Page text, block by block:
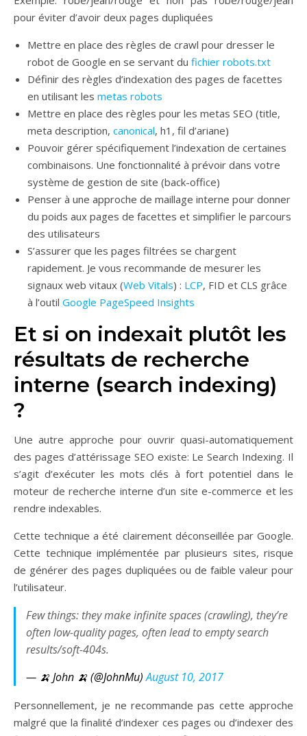
pour éviter d’avoir deux pages dupliquées
Mettre en place des règles de crawl pour dresser le
robot de Google en se servant du fichier robots.txt
Définir des règles d’indexation des pages de facettes
en utilisant les metas robots
Mettre en place des règles pour les metas SEO (title,
meta description, canonical, h1, fil d’ariane)
Pouvoir gérer spécifiquement l’indexation de certaines
combinaisons. Une fonctionnalité à prévoir dans votre
système de gestion de site (back-office)
Penser à une approche de maillage interne pour donner
du poids aux pages de facettes et simplifier le parcours
des utilisateurs
S’assurer que les pages filtrées se chargent
rapidement. Je vous recommande de mesurer les
signaux web vitaux (Web Vitals) : LCP, FID et CLS grâce
à l’outil Google PageSpeed Insights
Et si on indexait plutôt les
résultats de recherche
interne (search indexing)
?
Une autre approche pour ouvrir quasi-automatiquement
des pages d’attérissage SEO existe: Le Search Indexing. Il
s’agit d’exécuter les mots clés à fort potentiel dans le
moteur de recherche interne d’un site e-commerce et les
rendre indexables.
Cette technique a été clairement déconseillée par Google.
Cette technique implémentée par plusieurs sites, risque
de générer des pages dupliquées ou de faible valeur pour
l’utilisateur.
Few things: they make infinite spaces (crawling), they’re
often low-quality pages, often lead to empty search
results/soft-404s.
— 🍌 John 🍌 (@JohnMu)August 10, 2017
Personnellement, je ne recommande pas cette approche
malgré que la finalité d’indexer ces pages ou d’indexer des